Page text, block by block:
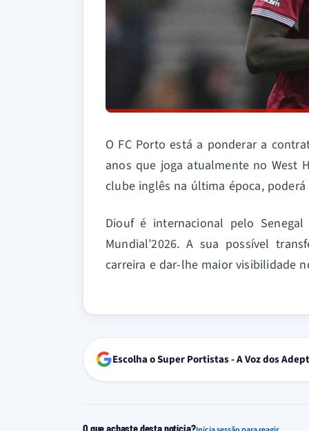
O FC Porto está a ponderar a
anos que joga atualmente no West
clube inglês na última época,
Diouf é internacional pelo
Mundial’2026. A sua possível
carreira e dar-lhe maior visibilidade
Escolha o Super Portistas - A Voz dos
O que achaste desta notícia?